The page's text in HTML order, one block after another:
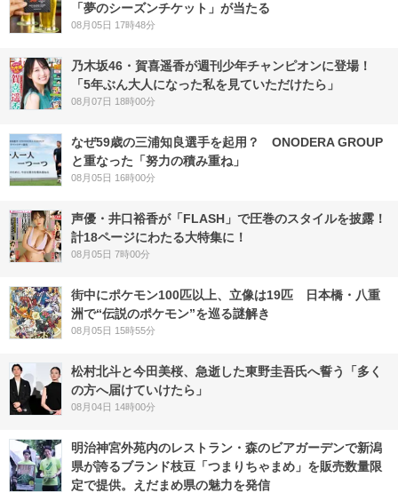
「夢のシーズンチケット」が当たる
08月05日 17時48分
乃木坂46・賀喜遥香が週刊少年チャンピオンに登場！
「5年ぶん大人になった私を見ていただけたら」
08月07日 18時00分
なぜ59歳の三浦知良選手を起用？ ONODERA GROUP
と重なった「努力の積み重ね」
08月05日 16時00分
声優・井口裕香が「FLASH」で圧巻のスタイルを披露！
計18ページにわたる大特集に！
08月05日 7時00分
街中にポケモン100匹以上、立像は19匹 日本橋・八重
洲で“伝説のポケモン”を巡る謎解き
08月05日 15時55分
松村北斗と今田美桜、急逝した東野圭吾氏へ誓う「多く
の方へ届けていけたら」
08月04日 14時00分
明治神宮外苑内のレストラン・森のビアガーデンで新潟
県が誇るブランド枝豆「つまりちゃまめ」を販売数量限
定で提供。えだまめ県の魅力を発信